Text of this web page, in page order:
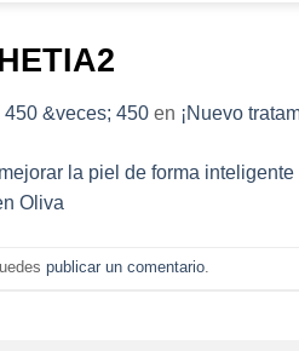
450 &veces; 450 en ¡Nuevo
publicar un comentario